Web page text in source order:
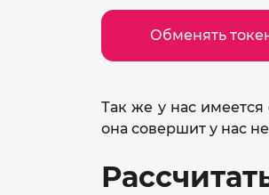
Обменять
Так же у нас имеется
она совершит у нас